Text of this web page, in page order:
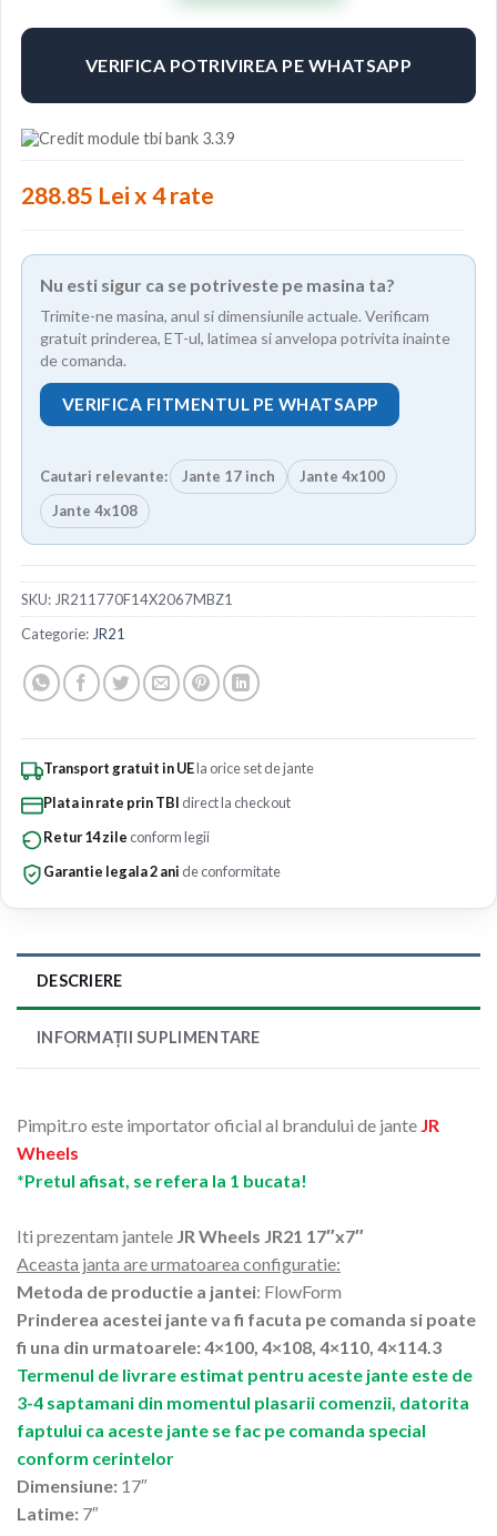
VERIFICA POTRIVIREA PE WHATSAPP
288.85 Lei x 4 rate
Nu esti sigur ca se potriveste pe masina ta?
Trimite-ne masina, anul si dimensiunile actuale. Verificam
gratuit prinderea, ET-ul, latimea si anvelopa potrivita inainte
de comanda.
VERIFICA FITMENTUL PE WHATSAPP
Cautari relevante: Jante 17 inch
Jante 4x100
Jante 4x108
SKU: JR211770F14X2067MBZ1
Categorie: JR21
Transport gratuit in UEla orice set de jante
Plata in rate prin TBI direct la checkout
Retur 14 zile conform legii
Garantie legala 2 ani de conformitate
DESCRIERE
INFORMAȚII SUPLIMENTARE
Pimpit.ro este importator oficial al brandului de jante JR
Wheels
*Pretul afisat, se refera la 1 bucata!
Iti prezentam jantele JR Wheels JR21 17″x7″
Aceasta janta are urmatoarea configuratie:
Metoda de productie a jantei: FlowForm
Prinderea acestei jante va fi facuta pe comanda si poate
fi una din urmatoarele: 4×100, 4×108, 4×110, 4×114.3
Termenul de livrare estimat pentru aceste jante este de
3-4 saptamani din momentul plasarii comenzii, datorita
faptului ca aceste jante se fac pe comanda special
conform cerintelor
Dimensiune: 17″
Latime: 7″